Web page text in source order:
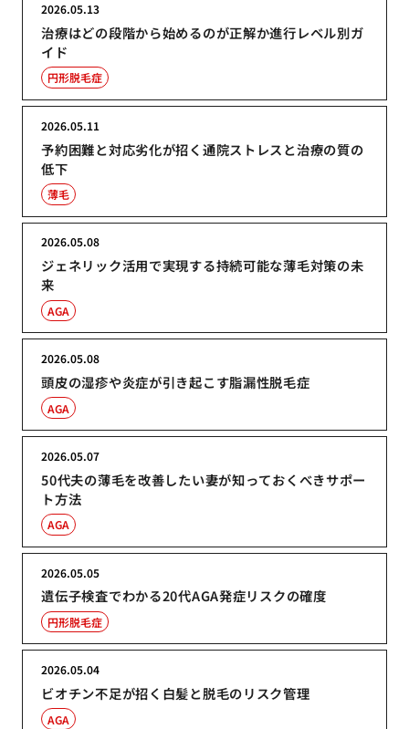
治療はどの段階から始めるのが正解か進行レベル別ガ
イド
2026.05.13
円形脱毛症
予約困難と対応劣化が招く通院ストレスと治療の質の
低下
2026.05.11
薄毛
ジェネリック活用で実現する持続可能な薄毛対策の未
来
2026.05.08
AGA
頭皮の湿疹や炎症が引き起こす脂漏性脱毛症
2026.05.08
AGA
50代夫の薄毛を改善したい妻が知っておくべきサポー
ト方法
2026.05.07
AGA
遺伝子検査でわかる20代AGA発症リスクの確度
2026.05.05
円形脱毛症
ビオチン不足が招く白髪と脱毛のリスク管理
2026.05.04
AGA